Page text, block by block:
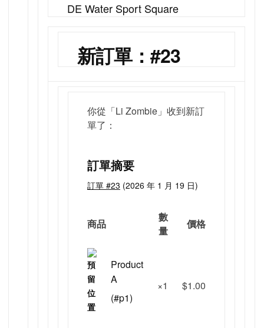
DE Water Sport Square
新訂單：#23
你從「Li Zombie」收到新訂
單了：
訂單摘要
訂單 #23 (2026 年 1 月 19 日)
商品
數
量
價格
Product
A
(#p1)
×1 $1.00